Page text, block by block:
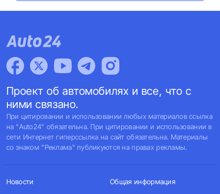
Проект об автомобилях и все, что с
ними связано.
При цитировании и использовании любых материалов ссылка
на "Auto24" обязательна. При цитировании и использовании в
сети Интернет гиперссылка на сайт обязательна. Материалы
со знаком "Реклама" публикуются на правах рекламы.
Новости Общая информация